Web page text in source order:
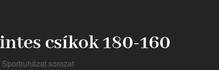
csíkok 180-160
Sportruházat sorozat